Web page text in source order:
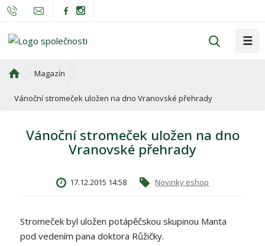
a
t
☰
o
Magazín
Vánoční stromeček uložen na dno Vranovské přehrady
Vánoční stromeček uložen na dno
Vranovské přehrady
17.12.2015 14:58 Novinky eshop
Stromeček byl uložen potápěčskou skupinou Manta
pod vedením pana doktora Růžičky.